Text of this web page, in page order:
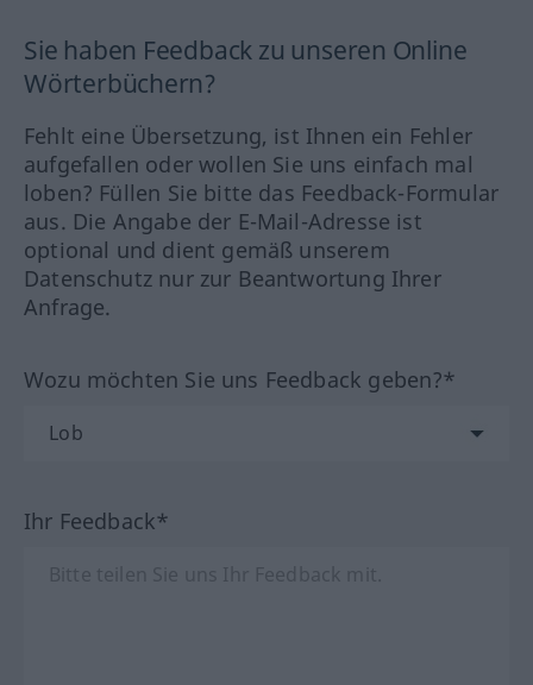
Sie haben Feedback zu unseren Online
Wörterbüchern?
Fehlt eine Übersetzung, ist Ihnen ein Fehler
aufgefallen oder wollen Sie uns einfach mal
loben? Füllen Sie bitte das Feedback-Formular
aus. Die Angabe der E-Mail-Adresse ist
optional und dient gemäß unserem
Datenschutz nur zur Beantwortung Ihrer
Anfrage.
Wozu möchten Sie uns Feedback geben?*
Ihr Feedback*